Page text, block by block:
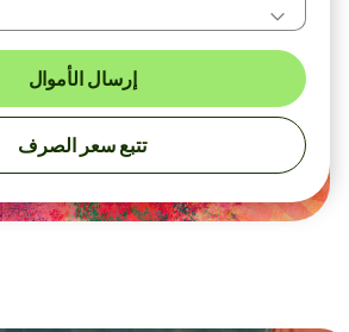
إرسال الأموال
تتبع سعر الصرف